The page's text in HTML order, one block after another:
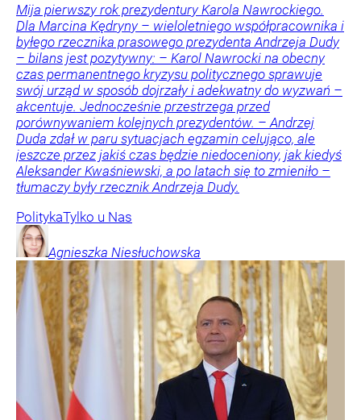
Mija pierwszy rok prezydentury Karola Nawrockiego.
Dla Marcina Kędryny – wieloletniego współpracownika i
byłego rzecznika prasowego prezydenta Andrzeja Dudy
– bilans jest pozytywny: – Karol Nawrocki na obecny
czas permanentnego kryzysu politycznego sprawuje
swój urząd w sposób dojrzały i adekwatny do wyzwań –
akcentuje. Jednocześnie przestrzega przed
porównywaniem kolejnych prezydentów. – Andrzej
Duda zdał w paru sytuacjach egzamin celująco, ale
jeszcze przez jakiś czas będzie niedoceniony, jak kiedyś
Aleksander Kwaśniewski, a po latach się to zmieniło –
tłumaczy były rzecznik Andrzeja Dudy.
PolitykaTylko u Nas
Agnieszka Niesłuchowska